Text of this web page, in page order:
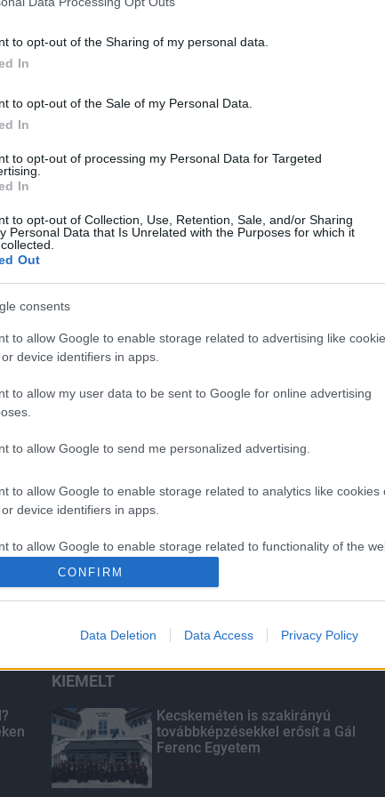
to opt-out of the Sharing of my personal data.
In
to opt-out of the Sale of my Personal Data.
In
to opt-out of processing my Personal Data for Targeted
In
to opt-out of Collection, Use, Retention, Sale, and/or Sharing
Personal Data that Is Unrelated with the Purposes for which it
Out
consents
to allow Google to enable storage related to advertising like
device identifiers in apps.
to allow my user data to be sent to Google for online advertising
to allow Google to send me personalized advertising.
to allow Google to enable storage related to analytics like cookies
device identifiers in apps.
to allow Google to enable storage related to functionality of the
to allow Google to enable storage related to personalization.
to allow Google to enable storage related to security, including
CONFIRM
Data Deletion Data Access Privacy Policy
KIEMELT
Kecskeméten is szakirányú
továbbképzésekkel erősít a Gál
Ferenc Egyetem